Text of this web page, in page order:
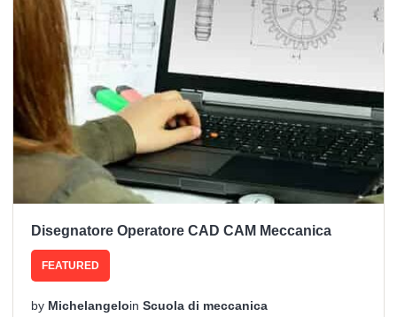
Disegnatore Operatore CAD CAM Meccanica
FEATURED
by Michelangeloin Scuola di meccanica